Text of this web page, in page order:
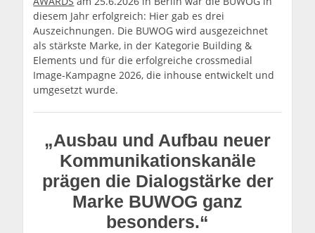
diesem Jahr erfolgreich: Hier gab es drei
Auszeichnungen. Die BUWOG wird ausgezeichnet
als stärkste Marke, in der Kategorie Building &
Elements und für die erfolgreiche crossmedial
Image-Kampagne 2026, die inhouse entwickelt und
umgesetzt wurde.
„Ausbau und Aufbau neuer
Kommunikationskanäle
prägen die Dialogstärke der
Marke BUWOG ganz
besonders.“